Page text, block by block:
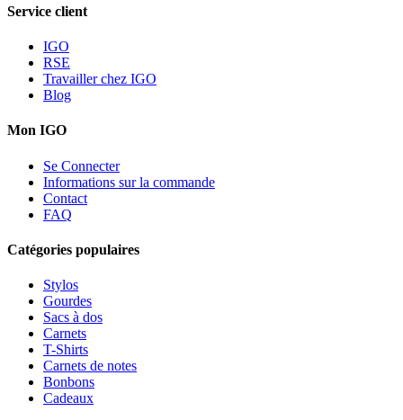
Service client
IGO
RSE
Travailler chez IGO
Blog
Mon IGO
Se Connecter
Informations sur la commande
Contact
FAQ
Catégories populaires
Stylos
Gourdes
Sacs à dos
Carnets
T-Shirts
Carnets de notes
Bonbons
Cadeaux